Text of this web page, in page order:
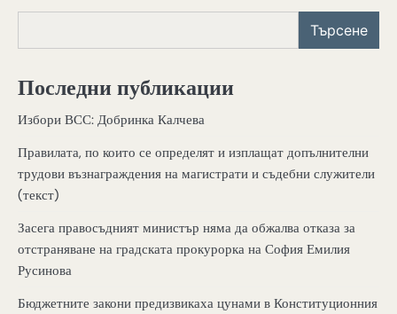
Търсене
Последни публикации
Избори ВСС: Добринка Калчева
Правилата, по които се определят и изплащат допълнителни
трудови възнаграждения на магистрати и съдебни служители
(текст)
Засега правосъдният министър няма да обжалва отказа за
отстраняване на градската прокурорка на София Емилия
Русинова
Бюджетните закони предизвикаха цунами в Конституционния